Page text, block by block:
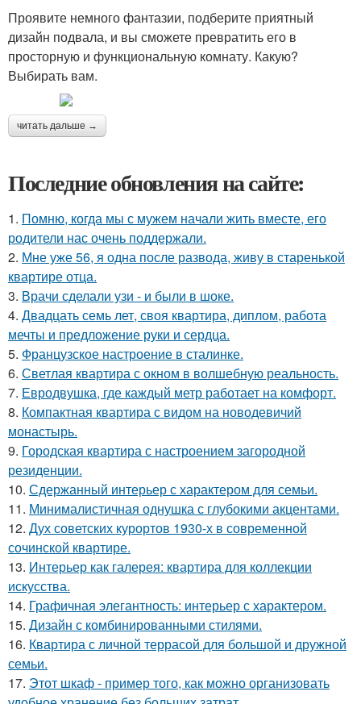
Проявите немного фантазии, подберите приятный
дизайн подвала, и вы сможете превратить его в
просторную и функциональную комнату. Какую?
Выбирать вам.
читать дальше →
Последние обновления на сайте:
1. Помню, когда мы с мужем начали жить вместе, его
родители нас очень поддержали.
2. Мне уже 56, я одна после развода, живу в старенькой
квартире отца.
3. Врачи сделали узи - и были в шоке.
4. Двадцать семь лет, своя квартира, диплом, работа
мечты и предложение руки и сердца.
5. Французское настроение в сталинке.
6. Светлая квартира с окном в волшебную реальность.
7. Евродвушка, где каждый метр работает на комфорт.
8. Компактная квартира с видом на новодевичий
монастырь.
9. Городская квартира с настроением загородной
резиденции.
10. Сдержанный интерьер с характером для семьи.
11. Минималистичная однушка с глубокими акцентами.
12. Дух советских курортов 1930-х в современной
сочинской квартире.
13. Интерьер как галерея: квартира для коллекции
искусства.
14. Графичная элегантность: интерьер с характером.
15. Дизайн с комбинированными стилями.
16. Квартира с личной террасой для большой и дружной
семьи.
17. Этот шкаф - пример того, как можно организовать